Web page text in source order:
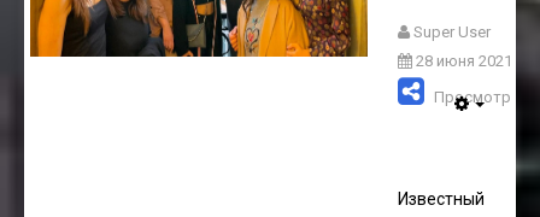
Super User
28 июня 2021
Просмотров:
Известный